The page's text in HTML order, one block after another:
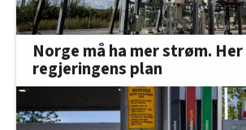
Norge må ha mer strøm.
regjeringens plan